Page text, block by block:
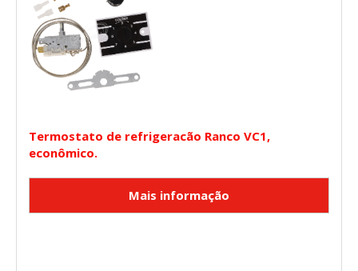
Termostato de refrigeracão Ranco VC1,
econômico.